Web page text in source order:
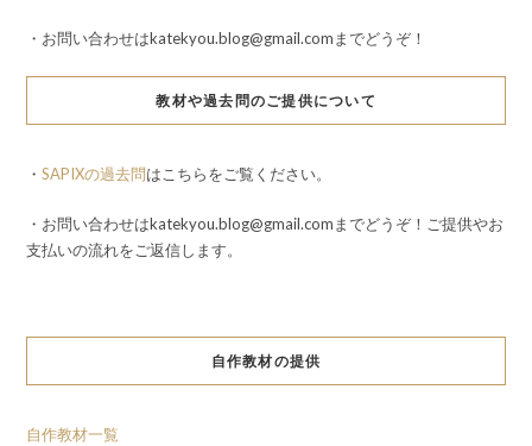
・お問い合わせはkatekyou.blog@gmail.comまでどうぞ！
教材や過去問のご提供について
・ SAPIXの過去問はこちらをご覧ください。
・お問い合わせはkatekyou.blog@gmail.comまでどうぞ！ご提供やお
支払いの流れをご返信します。
自作教材の提供
自作教材一覧